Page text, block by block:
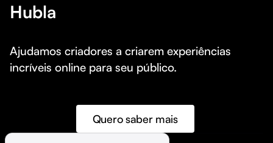
Hubla
Ajudamos criadores a criarem experiências
incríveis online para seu público.
Quero saber mais